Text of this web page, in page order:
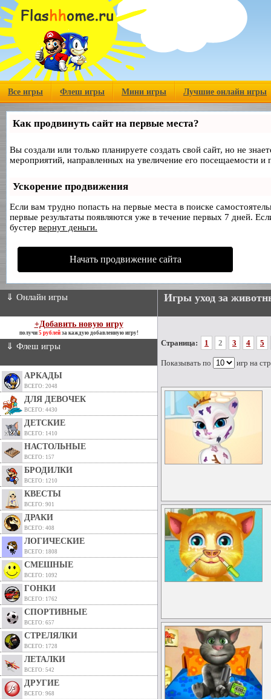
Все игры Флеш игры Мини игры Лучшие онлайн игры
Как продвинуть сайт на первые места?
Вы создали или только планируете создать свой сайт, но не
мероприятий, направленных на увеличение его посещаемости
Ускорение продвижения
Если вам трудно попасть на первые места в поиске
первые результаты появляются уже в течение первых 7 дней.
бустер вернут деньги.
Начать продвижение сайта
⇓ Онлайн игры
+Добавить новую игру
получи 5 рублейза каждую добавленную игру!
⇓ Флеш игры
АРКАДЫ
ВСЕГО: 2048
ДЛЯ ДЕВОЧЕК
ВСЕГО: 4430
ДЕТСКИЕ
ВСЕГО: 1410
НАСТОЛЬНЫЕ
ВСЕГО: 157
БРОДИЛКИ
ВСЕГО: 1210
КВЕСТЫ
ВСЕГО: 901
ДРАКИ
ВСЕГО: 408
ЛОГИЧЕСКИЕ
ВСЕГО: 1808
СМЕШНЫЕ
ВСЕГО: 1092
ГОНКИ
ВСЕГО: 1762
СПОРТИВНЫЕ
ВСЕГО: 657
СТРЕЛЯЛКИ
ВСЕГО: 1728
ЛЕТАЛКИ
ВСЕГО: 542
ДРУГИЕ
ВСЕГО: 968
Игры уход за
Страница: 1 2 3 4 5
Показывать по игр на